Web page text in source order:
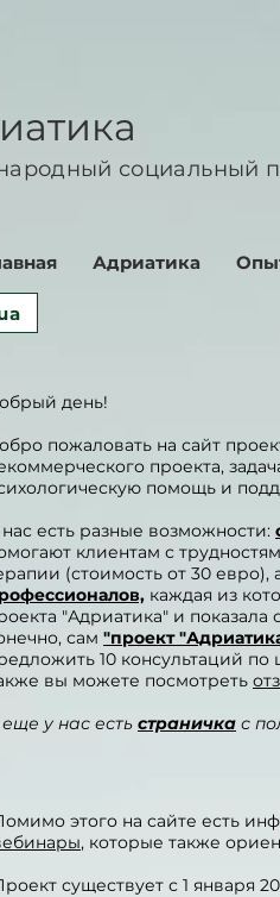
социальный
Адриатика
день!
пожаловать на сайт
проекта,
помощь и
есть разные возможности:
клиентам с
(стоимость от 30 евро),
каждая из
"Адриатика" и
сам "проект
10 консультаций
вы можете посмотреть
у нас есть страничка с
этого на сайте есть
, которые также
существует с 1 января